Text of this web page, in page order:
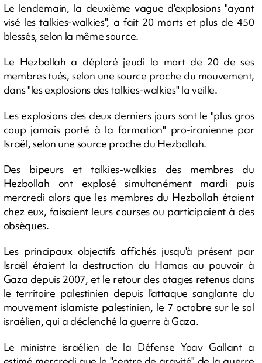
Le lendemain, la deuxième vague d'explosions "ayant
visé les talkies-walkies", a fait 20 morts et plus de 450
blessés, selon la même source.
Le Hezbollah a déploré jeudi la mort de 20 de ses
membres tués, selon une source proche du mouvement,
dans "les explosions des talkies-walkies" la veille.
Les explosions des deux derniers jours sont le "plus gros
coup jamais porté à la formation" pro-iranienne par
Israël, selon une source proche du Hezbollah.
Des bipeurs et talkies-walkies des membres du
Hezbollah ont explosé simultanément mardi puis
mercredi alors que les membres du Hezbollah étaient
chez eux, faisaient leurs courses ou participaient à des
obsèques.
Les principaux objectifs affichés jusqu'à présent par
Israël étaient la destruction du Hamas au pouvoir à
Gaza depuis 2007, et le retour des otages retenus dans
le territoire palestinien depuis l'attaque sanglante du
mouvement islamiste palestinien, le 7 octobre sur le sol
israélien, qui a déclenché la guerre à Gaza.
Le ministre israélien de la Défense Yoav Gallant a